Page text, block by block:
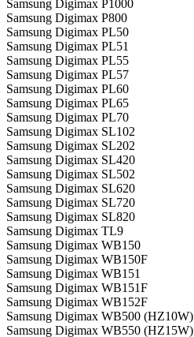
Samsung Digimax P1000
Samsung Digimax P800
Samsung Digimax PL50
Samsung Digimax PL51
Samsung Digimax PL55
Samsung Digimax PL57
Samsung Digimax PL60
Samsung Digimax PL65
Samsung Digimax PL70
Samsung Digimax SL102
Samsung Digimax SL202
Samsung Digimax SL420
Samsung Digimax SL502
Samsung Digimax SL620
Samsung Digimax SL720
Samsung Digimax SL820
Samsung Digimax TL9
Samsung Digimax WB150
Samsung Digimax WB150F
Samsung Digimax WB151
Samsung Digimax WB151F
Samsung Digimax WB152F
Samsung Digimax WB500 (HZ10W)
Samsung Digimax WB550 (HZ15W)